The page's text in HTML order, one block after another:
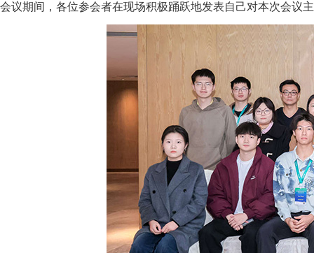
会议期间，各位参会者在现场积极踊跃地发表自己对本次会议